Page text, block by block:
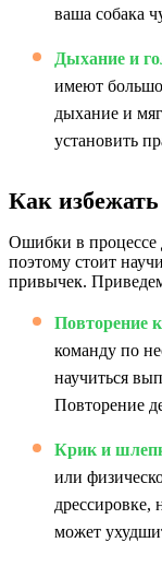
ваша собака
Дыхание и
имеют
дыхание и
установить
Как
Ошибки в процессе
поэтому стоит
привычек.
Повторение
команду по
научиться
Повторение
Крик и
или
дрессировке,
может